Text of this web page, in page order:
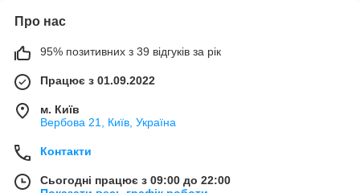
Про нас
95% позитивних з 39 відгуків за рік
Працює з 01.09.2022
м. Київ
Вербова 21, Київ, Україна
Контакти
Сьогодні працює з 09:00 до 22:00